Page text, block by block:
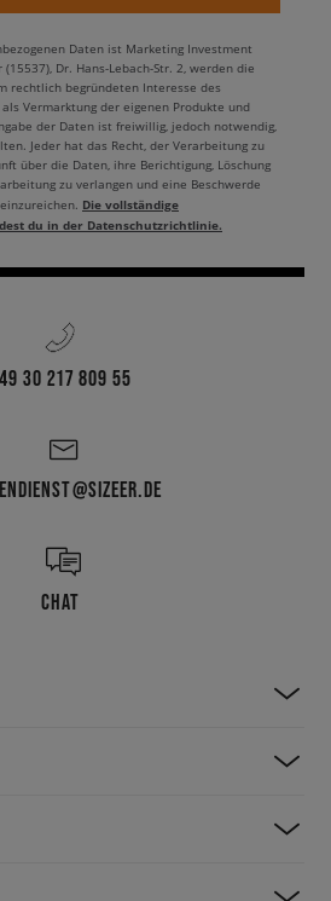
Daten ist Marketing Investment
Dr. Hans-Lebach-Str. 2, werden die
rechtlich begründeten Interesse des
Vermarktung der eigenen Produkte und
der Daten ist freiwillig, jedoch notwendig,
Jeder hat das Recht, der Verarbeitung zu
über die Daten, ihre Berichtigung, Löschung
zu verlangen und eine Beschwerde
Die vollständige
du in der Datenschutzrichtlinie.
30 217 809 55
CHAT